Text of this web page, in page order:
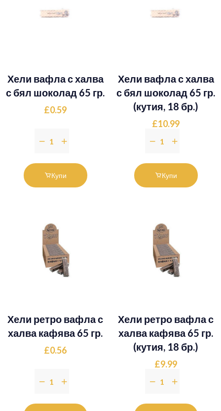
Хели вафла с халва
с бял шоколад 65 гр.
£0.59
Купи
Хели вафла с халва
с бял шоколад 65 гр.
(кутия, 18 бр.)
£10.99
Купи
Хели ретро вафла с
халва кафява 65 гр.
£0.56
Хели ретро вафла с
халва кафява 65 гр.
(кутия, 18 бр.)
£9.99